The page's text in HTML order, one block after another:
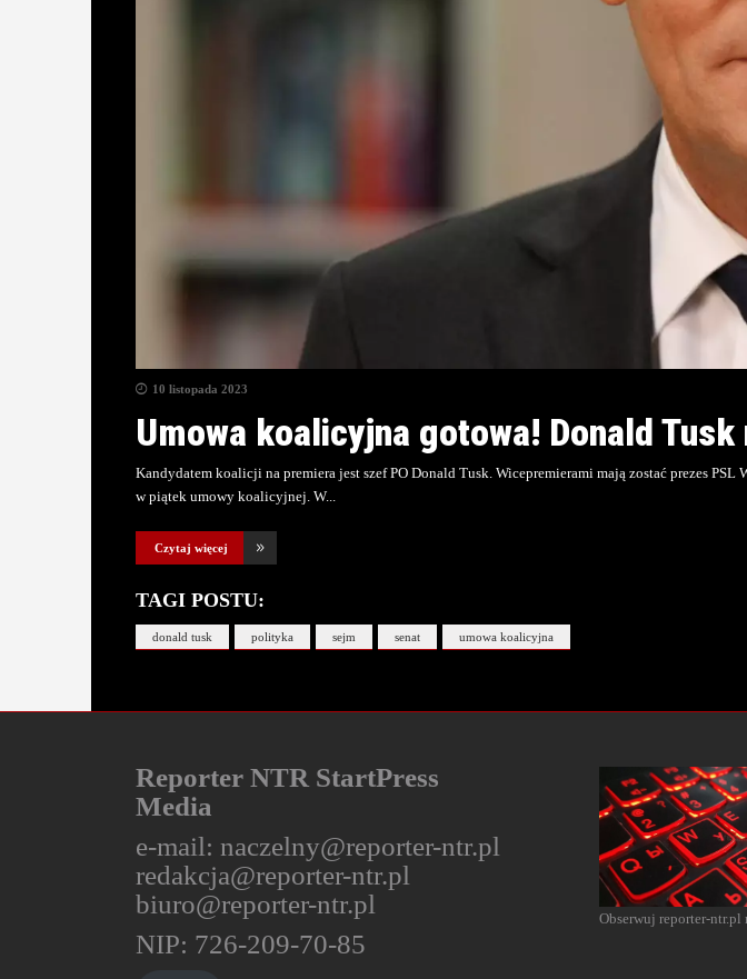
10 listopada 2023
Umowa koalicyjna gotowa! Donald Tusk
Kandydatem koalicji na premiera jest szef PO Donald Tusk. Wicepremierami mają zostać prezes
w piątek umowy koalicyjnej. W
Czytaj więcej
TAGI POSTU:
donald tusk polityka sejm senat umowa koalicyjna
Reporter NTR StartPress
Media
e-mail: naczelny@reporter-ntr.pl
redakcja@reporter-ntr.pl
biuro@reporter-ntr.pl
NIP: 726-209-70-85
Obserwuj reporter-ntr.pl